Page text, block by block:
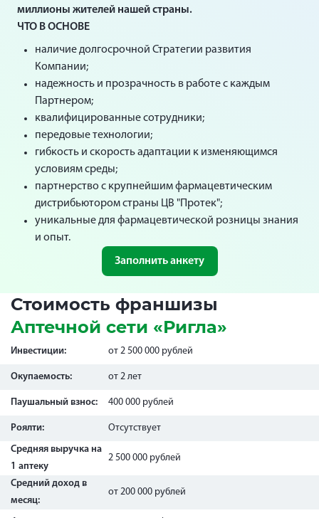
миллионы жителей нашей страны.
ЧТО В ОСНОВЕ
наличие долгосрочной Стратегии развития
Компании;
надежность и прозрачность в работе с каждым
Партнером;
квалифицированные сотрудники;
передовые технологии;
гибкость и скорость адаптации к изменяющимся
условиям среды;
партнерство с крупнейшим фармацевтическим
дистрибьютором страны ЦВ "Протек";
уникальные для фармацевтической розницы знания
и опыт.
Заполнить анкету
Стоимость франшизы
Аптечной сети «Ригла»
Инвестиции: от 2 500 000 рублей
Окупаемость: от 2 лет
Паушальный взнос: 400 000 рублей
Роялти:
Отсутствует
Средняя выручка на
1 аптеку
2 500 000 рублей
Средний доход в
месяц:
от 200 000 рублей